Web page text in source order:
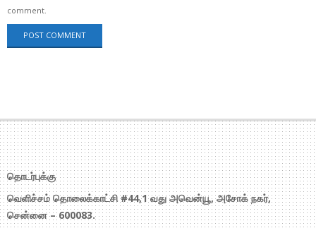
comment.
தொடர்புக்கு
வெளிச்சம் தொலைக்காட்சி #44,1 வது அவென்யூ, அசோக் நகர்,
சென்னை – 600083.